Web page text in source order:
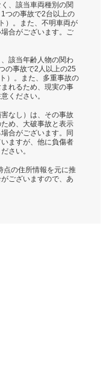
、該当車両種別の関
つの事故で2台以上の
）。また、不明車両が
合がございます。ご
該当年齢人物の関わ
の事故で2人以上の25
）。また、多重事故の
れるため、現実の事
ください。
なし）は、その事故
め、大破事故と表示
合がございます。同
ますが、他に負傷者
さい。
点の住所情報を元に推
ございますので、あ